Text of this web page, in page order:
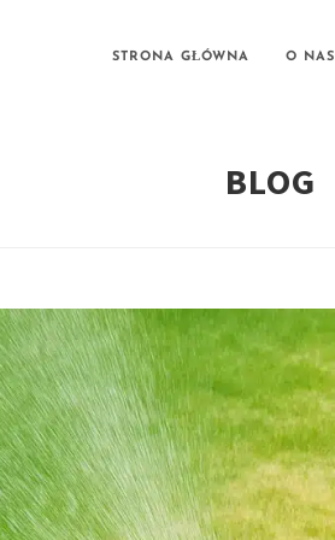
STRONA GŁÓWNA O NAS
BLOG